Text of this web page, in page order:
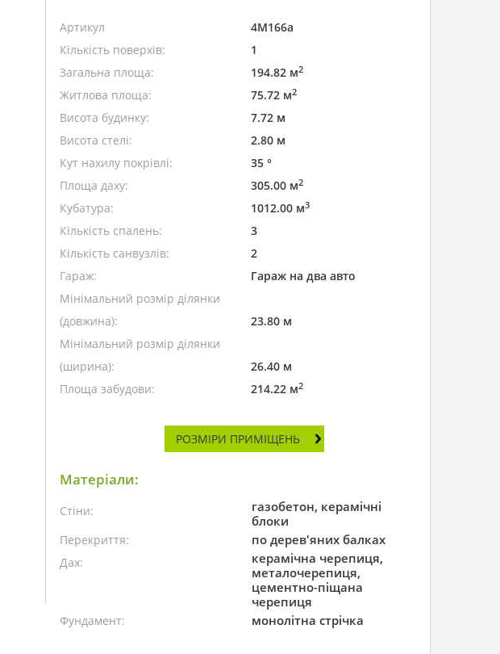
Артикул
4M166a
Кількість поверхів:
1
Загальна площа:
194.82 м2
Житлова площа: 75.72 м2
Висота будинку:
7.72 м
Висота стелі:
2.80 м
Кут нахилу покрівлі:
35 °
Площа даху:
305.00 м2
Кубатура: 1012.00 м3
Кількість спалень:
3
Кількість санвузлів:
2
Гараж:
Гараж на два авто
Мінімальний розмір ділянки
(довжина):
23.80 м
Мінімальний розмір ділянки
(ширина):
26.40 м
Площа забудови:
214.22 м2
РОЗМІРИ ПРИМІЩЕНЬ
Матеріали:
Стіни:
газобетон, керамічні
блоки
Перекриття: по дерев'яних балках
Дах:
керамічна черепиця,
металочерепиця,
цементно-піщана
черепиця
Фундамент: монолітна стрічка